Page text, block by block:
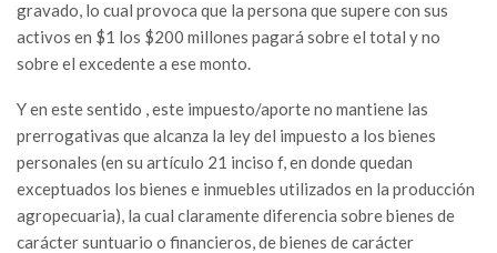
gravado, lo cual provoca que la persona que supere con sus
activos en $1 los $200 millones pagará sobre el total y no
sobre el excedente a ese monto.
Y en este sentido , este impuesto/aporte no mantiene las
prerrogativas que alcanza la ley del impuesto a los bienes
personales (en su artículo 21 inciso f, en donde quedan
exceptuados los bienes e inmuebles utilizados en la producción
agropecuaria), la cual claramente diferencia sobre bienes de
carácter suntuario o financieros, de bienes de carácter